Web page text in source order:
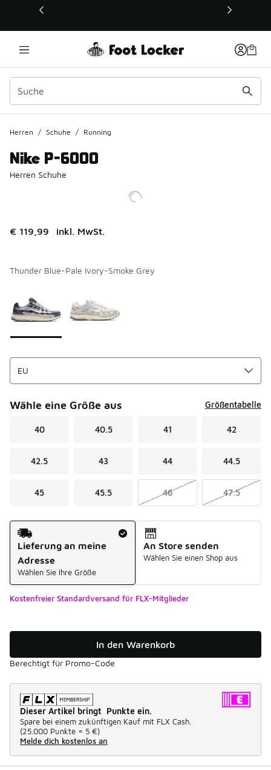
Dieser Link öffnet sich in einem neuen Fenster
Herren / Schuhe / Running
Nike P-6000
Herren Schuhe
€ 119,99 inkl. MwSt.
Thunder Blue-Pale Ivory-Smoke Grey
Wähle eine Größe aus Größentabelle
40 40.5 41 42
42.5 43 44 44.5
45 45.5 46 47.5
Versandart
Lieferung an meine
Adresse
Wählen Sie Ihre Größe
An Store senden
Wählen Sie einen Shop aus
Kostenfreier Standardversand für FLX-Mitglieder
In den Warenkorb
Berechtigt für Promo-Code
Dieser Artikel bringt Punkte ein.
Spare bei einem zukünftigen Kauf mit FLX Cash.
(25.000 Punkte = 5 €)
Melde dich kostenlos an